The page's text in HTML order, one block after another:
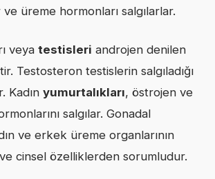
üreme hormonları salgılarlar.
veya testisleri androjen denilen
Testosteron testislerin salgıladığı
Kadın yumurtalıkları, östrojen ve
salgılar. Gonadal
ve erkek üreme organlarının
cinsel özelliklerden sorumludur.